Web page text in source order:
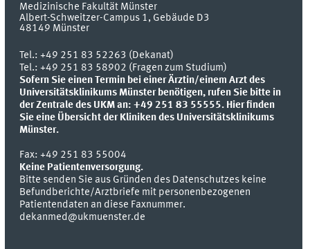
Medizinische Fakultät Münster
Albert-Schweitzer-Campus 1, Gebäude D3
48149 Münster
Tel.:+49 251 83 52263 (Dekanat)
Tel.: +49 251 83 58902 (Fragen zum Studium)
Sofern Sie einen Termin bei einer Ärztin/einem Arzt des
Universitätsklinikums Münster benötigen, rufen Sie bitte in
der Zentrale des UKM an: +49 251 83 55555. Hier finden
Sie eine Übersicht der Kliniken des Universitätsklinikums
Münster.
Fax:+49 251 83 55004
Keine Patientenversorgung.
Bitte senden Sie aus Gründen des Datenschutzes keine
Befundberichte/Arztbriefe mit personenbezogenen
Patientendaten an diese Faxnummer.
dekanmed@ukmuenster.de